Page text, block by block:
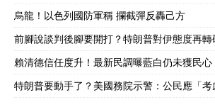
烏龍！以色列國防軍稱 攔截彈反轟己方
前腳說談判後腳要開打？特朗普對伊態度再轉
賴清德信任度升！最新民調曝藍白仍未獲民心
特朗普要動手了？美國務院示警：公民應「考